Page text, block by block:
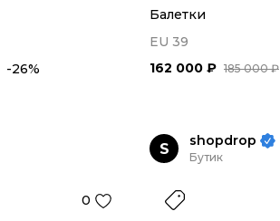
-26%
Балетки
EU 39
185 000 ₽
162 000 ₽
0
S shopdrop
Бутик